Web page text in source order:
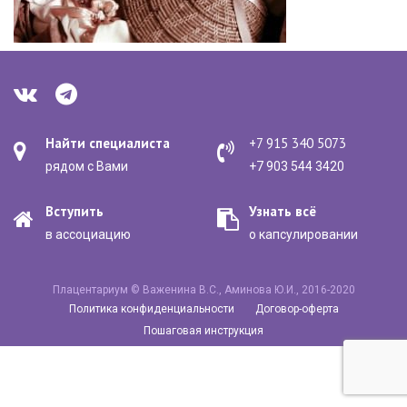
+7 915 340 5073
+7 903 544 3420
Найти специалиста
рядом с Вами
Узнать всё
о капсулировании
Вступить
в ассоциацию
Плацентариум © Важенина В.С., Аминова Ю.И., 2016-2020
Политика конфиденциальности
Договор-оферта
Пошаговая инструкция